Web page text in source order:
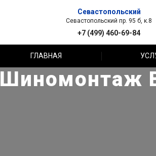
Севастопольский
Севастопольский пр. 95 б, к.8
+7 (499) 460-69-84
ГЛАВНАЯ
Шиномонтаж